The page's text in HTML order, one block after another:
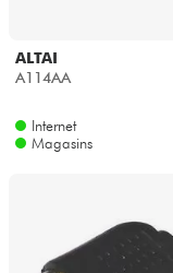
ALTAI
A114AA
Internet
Magasins